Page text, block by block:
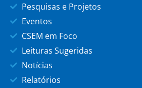
Pesquisas e Projetos
Eventos
CSEM em Foco
Leituras Sugeridas
Notícias
Relatórios